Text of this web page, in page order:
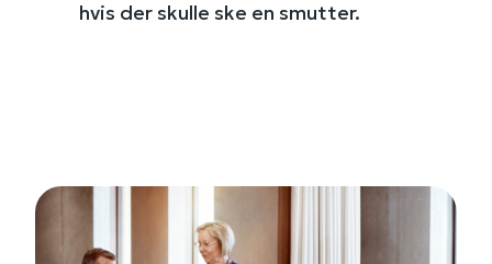
hvis der skulle ske en smutter.